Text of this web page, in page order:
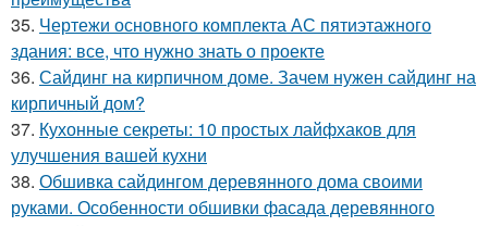
35. Чертежи основного комплекта АС пятиэтажного
здания: все, что нужно знать о проекте
36. Сайдинг на кирпичном доме. Зачем нужен сайдинг на
кирпичный дом?
37. Кухонные секреты: 10 простых лайфхаков для
улучшения вашей кухни
38. Обшивка сайдингом деревянного дома своими
руками. Особенности обшивки фасада деревянного